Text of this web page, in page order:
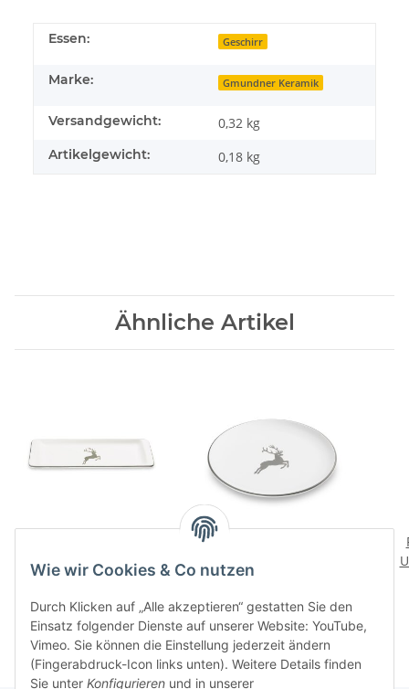
Essen: Geschirr
Marke: Gmundner Keramik
Versandgewicht: 0,32 kg
Artikelgewicht: 0,18 kg
Ähnliche Artikel
Stollenplatte
91,90 CHF*
53,90 CHF
Wie wir Cookies & Co nutzen
Durch Klicken auf „Alle akzeptieren“ gestatten Sie den
Einsatz folgender Dienste auf unserer Website: YouTube,
Vimeo. Sie können die Einstellung jederzeit ändern
(Fingerabdruck-Icon links unten). Weitere Details finden
Sie unter Konfigurieren und in unserer